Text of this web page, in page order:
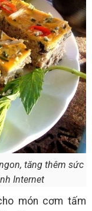
tăng thêm sức
Internet
món cơm tấm